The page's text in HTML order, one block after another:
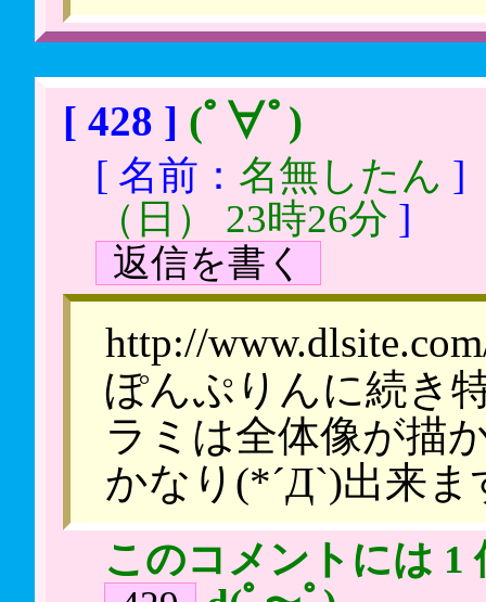
[ 428 ] (ﾟ∀ﾟ)
[ 名前： 名無したん ]
（日） 23時26分 ]
返信を書く
http://
ぽんぷりんに続き
ラミは全体像が描
かなり(*´Д`)出来ま
このコメントには 1